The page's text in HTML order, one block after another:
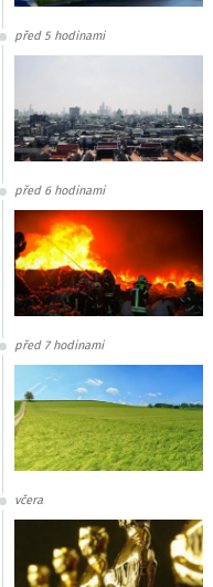
před 5 hodinami
před 6 hodinami
před 7 hodinami
včera